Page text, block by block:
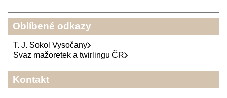
Oblíbené odkazy
T. J. Sokol Vysočany
Svaz mažoretek a twirlingu ČR
Kontakt